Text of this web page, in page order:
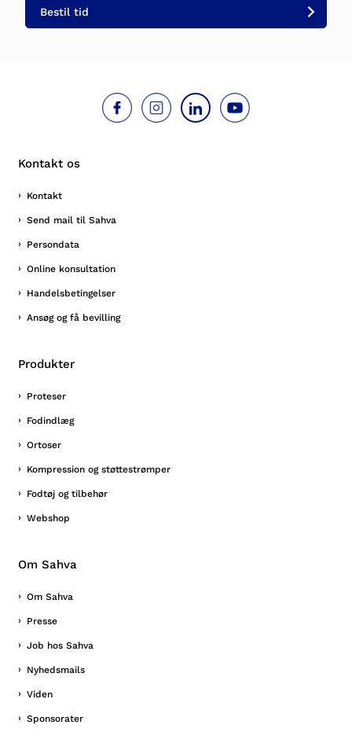
Bestil tid
Kontakt os
Kontakt
Send mail til Sahva
Persondata
Online konsultation
Handelsbetingelser
Ansøg og få bevilling
Produkter
Proteser
Fodindlæg
Ortoser
Kompression og støttestrømper
Fodtøj og tilbehør
Webshop
Om Sahva
Om Sahva
Presse
Job hos Sahva
Nyhedsmails
Viden
Sponsorater